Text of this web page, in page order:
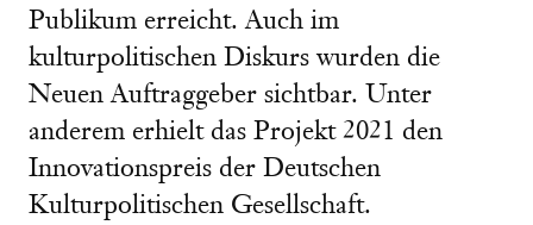
Publikum erreicht. Auch im
kulturpolitischen Diskurs wurden die
Neuen Auftraggeber sichtbar. Unter
anderem erhielt das Projekt 2021 den
Innovationspreis der Deutschen
Kulturpolitischen Gesellschaft.